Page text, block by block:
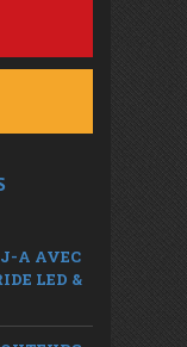
A AVEC
LED &